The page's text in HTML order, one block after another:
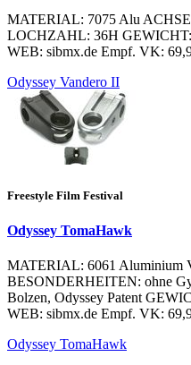
MATERIAL: 7075 Alu
LOCHZAHL: 36H GEWICHT:
WEB: sibmx.de Empf. VK:
Odyssey Vandero II
Freestyle Film Festival
Odyssey TomaHawk
MATERIAL: 6061 Aluminium
BESONDERHEITEN: ohne
Bolzen, Odyssey Patent
WEB: sibmx.de Empf. VK:
Odyssey TomaHawk